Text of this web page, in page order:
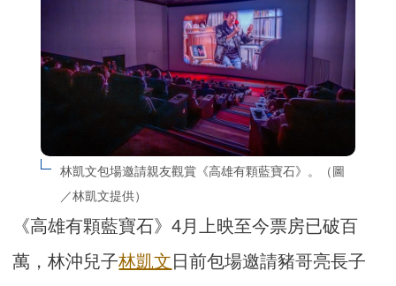
林凱文包場邀請親友觀賞《高雄有顆藍寶石》。（圖
／林凱文提供）
《高雄有顆藍寶石》4月上映至今票房已破百
萬，林沖兒子林凱文 日前包場邀請豬哥亮長子